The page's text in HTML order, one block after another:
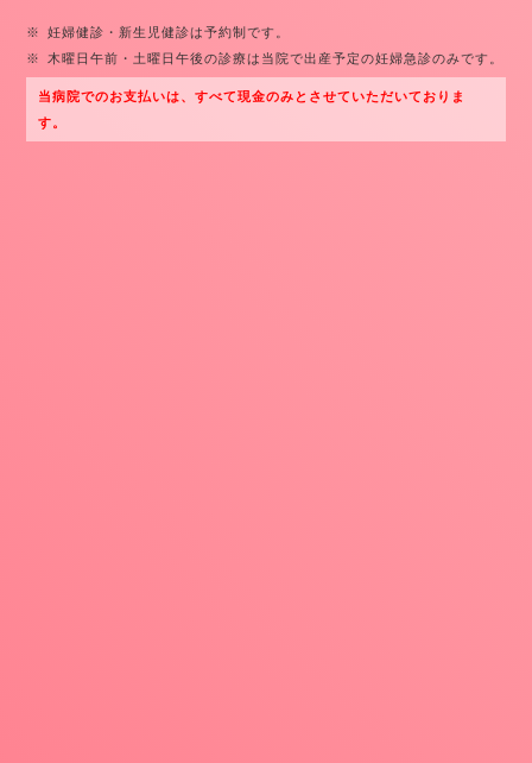
※
妊婦健診・新生児健診は予約制です。
※
木曜日午前・土曜日午後の診療は当院で出産予定の妊婦急診のみです。
当病院でのお支払いは、すべて現金のみとさせていただいておりま
す。